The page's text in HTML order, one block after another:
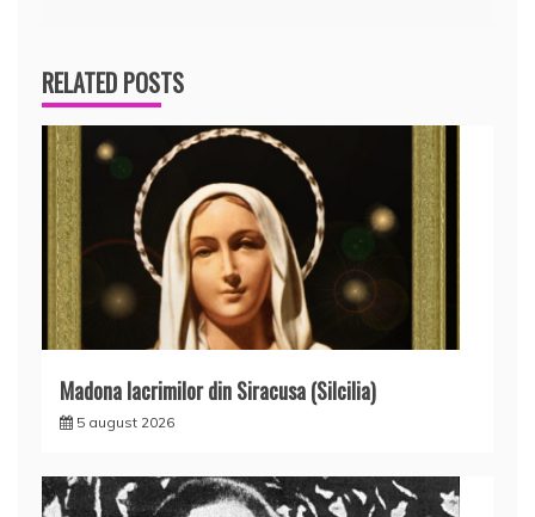
RELATED POSTS
Madona lacrimilor din Siracusa (Silcilia)
5 august 2026